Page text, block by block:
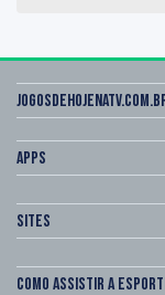
Apps
Sites
Como assistir a